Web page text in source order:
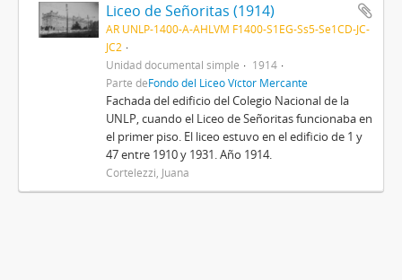
Liceo de Señoritas (1914)
AR UNLP-1400-A-AHLVM F1400-S1EG-Ss5-Se1CD-JC-
JC2
Unidad documental simple
1914
Parte deFondo del Liceo Víctor Mercante
Fachada del edificio del Colegio Nacional de la
UNLP, cuando el Liceo de Señoritas funcionaba en
el primer piso. El liceo estuvo en el edificio de 1 y
47 entre 1910 y 1931. Año 1914.
Cortelezzi, Juana